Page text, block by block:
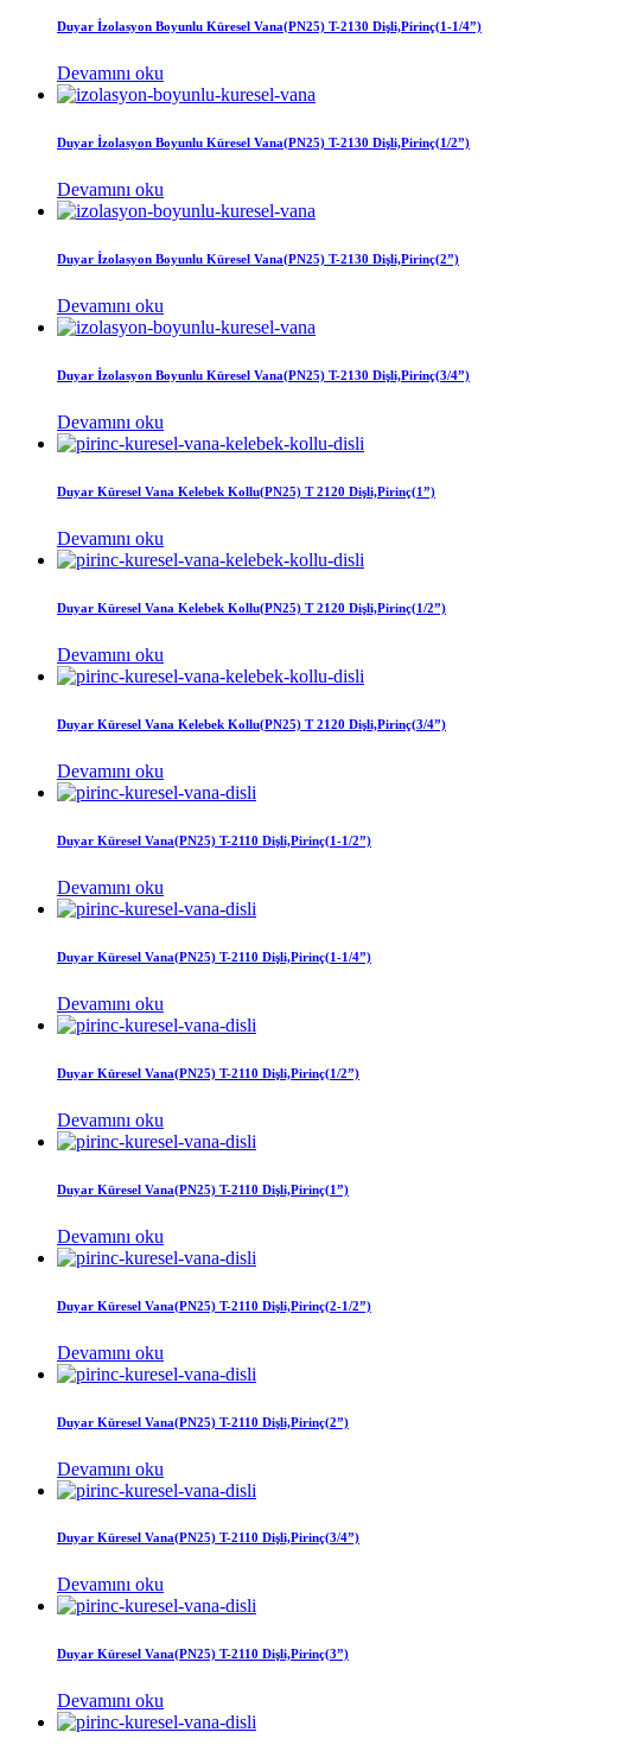
Duyar İzolasyon Boyunlu Küresel Vana(PN25) T-2130 Dişli,Pirinç(1-1/4”)
Devamını oku
Duyar İzolasyon Boyunlu Küresel Vana(PN25) T-2130 Dişli,Pirinç(1/2”)
Devamını oku
Duyar İzolasyon Boyunlu Küresel Vana(PN25) T-2130 Dişli,Pirinç(2”)
Devamını oku
Duyar İzolasyon Boyunlu Küresel Vana(PN25) T-2130 Dişli,Pirinç(3/4”)
Devamını oku
Duyar Küresel Vana Kelebek Kollu(PN25) T 2120 Dişli,Pirinç(1”)
Devamını oku
Duyar Küresel Vana Kelebek Kollu(PN25) T 2120 Dişli,Pirinç(1/2”)
Devamını oku
Duyar Küresel Vana Kelebek Kollu(PN25) T 2120 Dişli,Pirinç(3/4”)
Devamını oku
Duyar Küresel Vana(PN25) T-2110 Dişli,Pirinç(1-1/2”)
Devamını oku
Duyar Küresel Vana(PN25) T-2110 Dişli,Pirinç(1-1/4”)
Devamını oku
Duyar Küresel Vana(PN25) T-2110 Dişli,Pirinç(1/2”)
Devamını oku
Duyar Küresel Vana(PN25) T-2110 Dişli,Pirinç(1”)
Devamını oku
Duyar Küresel Vana(PN25) T-2110 Dişli,Pirinç(2-1/2”)
Devamını oku
Duyar Küresel Vana(PN25) T-2110 Dişli,Pirinç(2”)
Devamını oku
Duyar Küresel Vana(PN25) T-2110 Dişli,Pirinç(3/4”)
Devamını oku
Duyar Küresel Vana(PN25) T-2110 Dişli,Pirinç(3”)
Devamını oku